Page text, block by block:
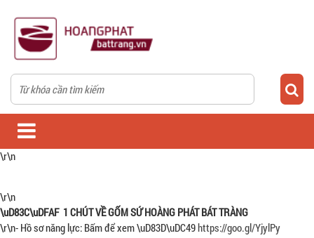
\r\n
\r\n
\uD83C\uDFAF 1 CHÚT VỀ GỐM SỨ HOÀNG PHÁT BÁT TRÀNG
\r\n- Hồ sơ năng lực: Bấm để xem \uD83D\uDC49https://goo.gl/YjylPy